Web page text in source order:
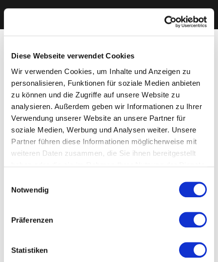
Diese Webseite verwendet Cookies
Wir verwenden Cookies, um Inhalte und Anzeigen zu
personalisieren, Funktionen für soziale Medien anbieten
zu können und die Zugriffe auf unsere Website zu
analysieren. Außerdem geben wir Informationen zu Ihrer
Verwendung unserer Website an unsere Partner für
soziale Medien, Werbung und Analysen weiter. Unsere
Partner führen diese Informationen möglicherweise mit
weiteren Daten zusammen, die Sie ihnen bereitgestellt
Cookies, wenn Sie unsere Webseite weiterhin nutzen.
Notwendig
Präferenzen
Statistiken